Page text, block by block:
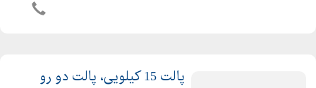
پالت 15 کیلویی، پالت دو رو